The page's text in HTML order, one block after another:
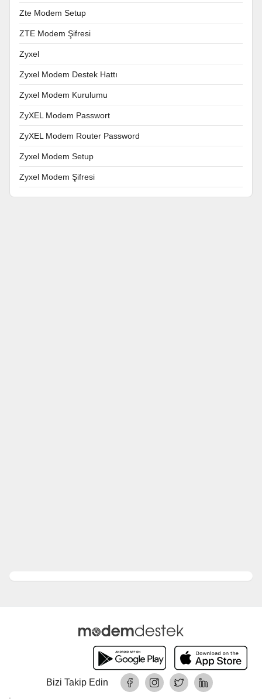
Zte Modem Setup
ZTE Modem Şifresi
Zyxel
Zyxel Modem Destek Hattı
Zyxel Modem Kurulumu
ZyXEL Modem Passwort
ZyXEL Modem Router Password
Zyxel Modem Setup
Zyxel Modem Şifresi
Bizi Takip Edin